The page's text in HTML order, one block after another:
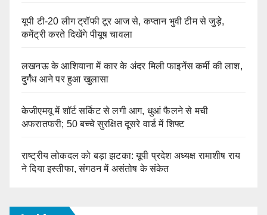
यूपी टी-20 लीग ट्रॉफी टूर आज से, कप्तान भुवी टीम से जुड़े,
कमेंट्री करते दिखेंगे पीयूष चावला
लखनऊ के आशियाना में कार के अंदर मिली फाइनेंस कर्मी की लाश,
दुर्गंध आने पर हुआ खुलासा
केजीएमयू में शॉर्ट सर्किट से लगी आग, धुआं फैलने से मची
अफरातफरी; 50 बच्चे सुरक्षित दूसरे वार्ड में शिफ्ट
राष्ट्रीय लोकदल को बड़ा झटका: यूपी प्रदेश अध्यक्ष रामाशीष राय
ने दिया इस्तीफा, संगठन में असंतोष के संकेत